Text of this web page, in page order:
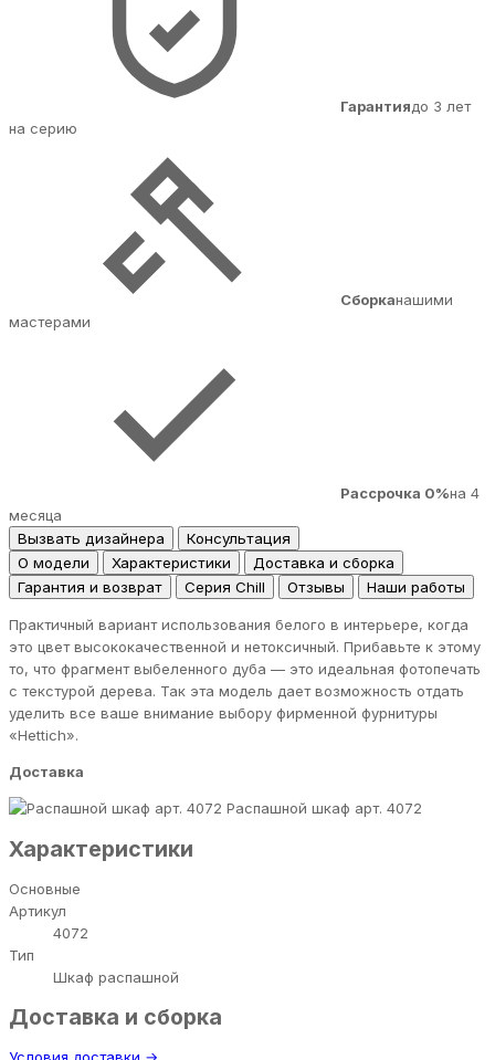
Гарантиядо 3 лет
на серию
Сборканашими
мастерами
Рассрочка 0%на 4
месяца
Вызвать дизайнера
Консультация
О модели
Характеристики
Доставка и сборка
Гарантия и возврат
Серия Chill Отзывы Наши работы
Практичный вариант использования белого в интерьере, когда
это цвет высококачественной и нетоксичный. Прибавьте к этому
то, что фрагмент выбеленного дуба — это идеальная фотопечать
с текстурой дерева. Так эта модель дает возможность отдать
уделить все ваше внимание выбору фирменной фурнитуры
«Hettich».
Доставка
Распашной шкаф арт. 4072
Характеристики
Основные
Артикул
4072
Тип
Шкаф распашной
Доставка и сборка